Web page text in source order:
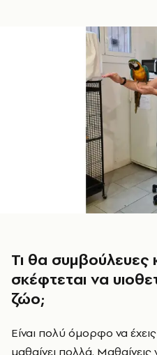
Τι θα συμβούλευες
σκέφτεται να
ζώο;
Είναι πολύ όμορφο να έχεις ένα εξωτικό ζώο· σου
μαθαίνει πολλά. Μαθαίνεις